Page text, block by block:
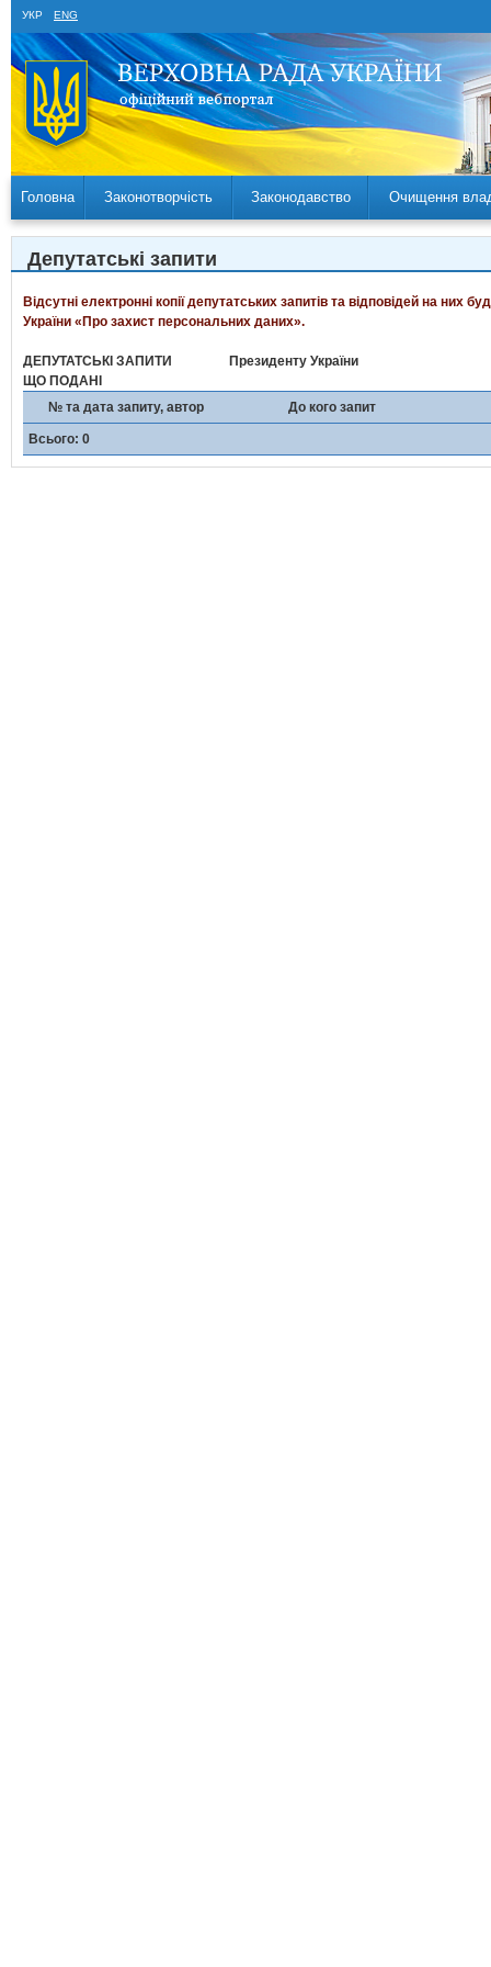
УКР ENG
Головна Законотворчість Законодавство Очищення
Депутатські запити
Відсутні електронні копії депутатських запитів та відповідей на
України «Про захист персональних даних».
ДЕПУТАТСЬКІ ЗАПИТИ
ЩО ПОДАНІ
Президенту України
№ та дата запиту, автор До кого запит
Всього: 0